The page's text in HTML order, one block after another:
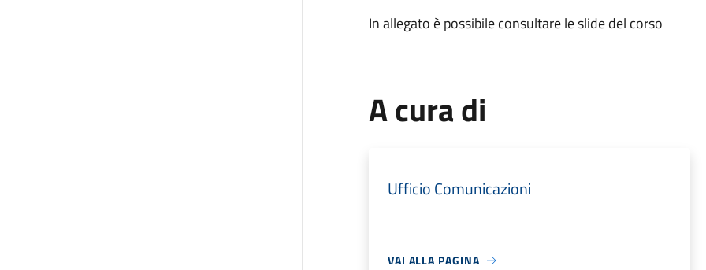
In allegato è possibile consultare le slide del corso
A cura di
Ufficio Comunicazioni
VAI ALLA PAGINA